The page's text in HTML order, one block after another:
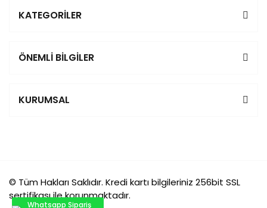
KATEGORİLER
ÖNEMLİ BİLGİLER
KURUMSAL
© Tüm Hakları Saklıdır. Kredi kartı bilgileriniz 256bit SSL
sertifikası ile korunmaktadır.
Whatsapp Sipariş